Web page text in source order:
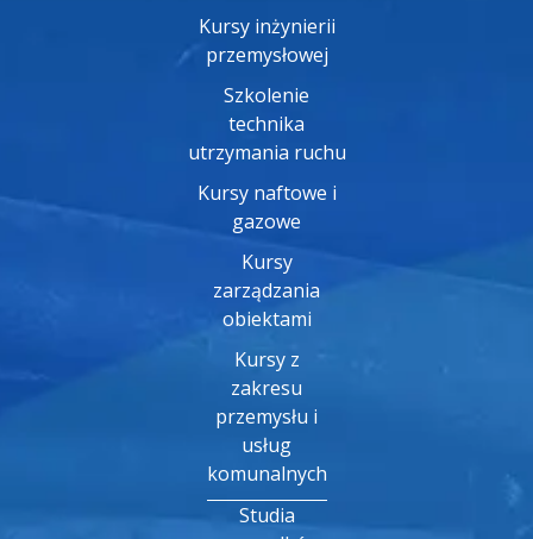
Kursy inżynierii
przemysłowej
Szkolenie
technika
utrzymania ruchu
Kursy naftowe i
gazowe
Kursy
zarządzania
obiektami
Kursy z
zakresu
przemysłu i
usług
komunalnych
Studia